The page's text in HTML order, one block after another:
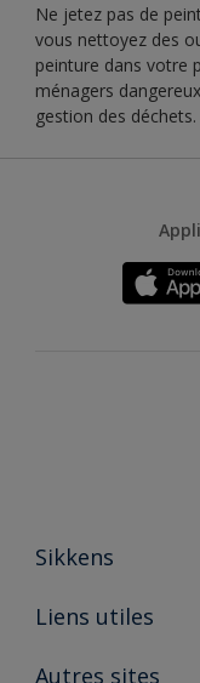
Ne jetez pas de
vous nettoyez des
peinture dans votre
ménagers
gestion des déchets.
Sikkens
A propos de Sikkens
Liens utiles
Ouvrir un magasin
Autres sites